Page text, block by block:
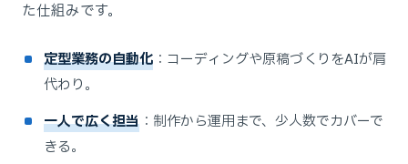
た仕組みです。
定型業務の自動化 ：コーディングや原稿づくりをAIが肩
代わり。
一人で広く担当 ：制作から運用まで、少人数でカバーで
きる。